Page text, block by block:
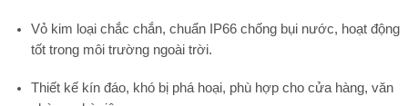
Vỏ kim loại chắc chắn, chuẩn IP66 chống bụi nước, hoạt động
tốt trong môi trường ngoài trời.
Thiết kế kín đáo, khó bị phá hoại, phù hợp cho cửa hàng, văn